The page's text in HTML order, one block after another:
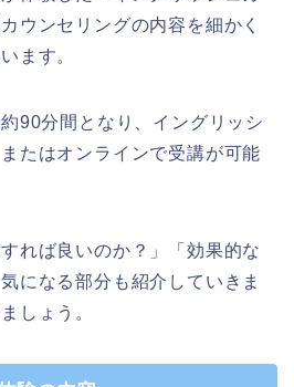
ウンセリングの内容を細かく
ます。
90分間となり、イングリッシ
たはオンラインで受講が可能
れば良いのか？」「効果的な
になる部分も紹介していきま
しょう。